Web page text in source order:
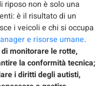
riposo non è solo una
è il risultato di un
i veicoli e chi si occupa
e risorse umane.
monitorare le rotte,
la conformità tecnica;
i diritti degli autisti,